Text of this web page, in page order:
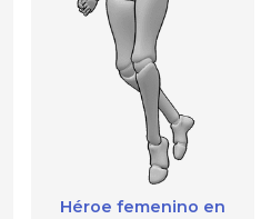
Héroe femenino en